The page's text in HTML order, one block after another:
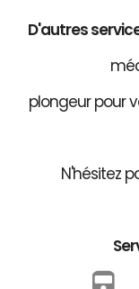
D'autres
plongeur pour
N'hésitez